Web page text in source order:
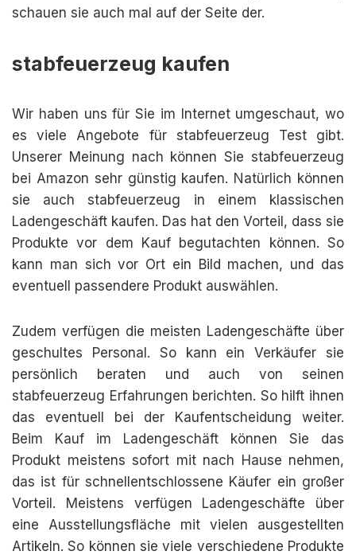
schauen sie auch mal auf der Seite der.
stabfeuerzeug kaufen
Wir haben uns für Sie im Internet umgeschaut, wo
es viele Angebote für stabfeuerzeug Test gibt.
Unserer Meinung nach können Sie stabfeuerzeug
bei Amazon sehr günstig kaufen. Natürlich können
sie auch stabfeuerzeug in einem klassischen
Ladengeschäft kaufen. Das hat den Vorteil, dass sie
Produkte vor dem Kauf begutachten können. So
kann man sich vor Ort ein Bild machen, und das
eventuell passendere Produkt auswählen.
Zudem verfügen die meisten Ladengeschäfte über
geschultes Personal. So kann ein Verkäufer sie
persönlich beraten und auch von seinen
stabfeuerzeug Erfahrungen berichten. So hilft ihnen
das eventuell bei der Kaufentscheidung weiter.
Beim Kauf im Ladengeschäft können Sie das
Produkt meistens sofort mit nach Hause nehmen,
das ist für schnellentschlossene Käufer ein großer
Vorteil. Meistens verfügen Ladengeschäfte über
eine Ausstellungsfläche mit vielen ausgestellten
Artikeln. So können sie viele verschiedene Produkte